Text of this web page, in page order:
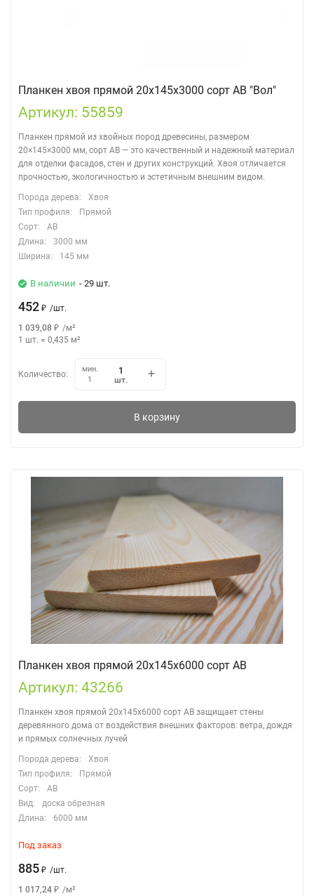
Планкен хвоя прямой 20х145х3000 сорт АВ "Вол"
Артикул: 55859
Планкен прямой из хвойных пород древесины, размером
20×145×3000 мм, сорт АВ — это качественный и надежный материал
для отделки фасадов, стен и других конструкций. Хвоя отличается
прочностью, экологичностью и эстетичным внешним видом.
Порода дерева:
Хвоя
Тип профиля:
Прямой
Сорт:
АВ
Длина:
3000 мм
Ширина:
145 мм
В наличии - 29 шт.
452 ₽ /шт.
1 039,08 ₽ /м²
1 шт. = 0,435 м²
Количество:
мин.
1
шт.
В корзину
Планкен хвоя прямой 20х145х6000 сорт АВ
Артикул: 43266
Планкен хвоя прямой 20х145х6000 сорт АВ защищает стены
деревянного дома от воздействия внешних факторов: ветра, дождя
и прямых солнечных лучей
Порода дерева:
Хвоя
Тип профиля:
Прямой
Сорт:
АВ
Вид:
доска обрезная
Длина:
6000 мм
Под заказ
885 ₽ /шт.
1 017,24 ₽ /м²